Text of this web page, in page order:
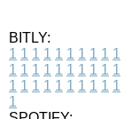
BITLY:
1 1 1 1 1 1 1 1 1 1
1 1 1 1 1 1 1 1 1 1
1 1 1 1 1 1 1 1 1 1
1